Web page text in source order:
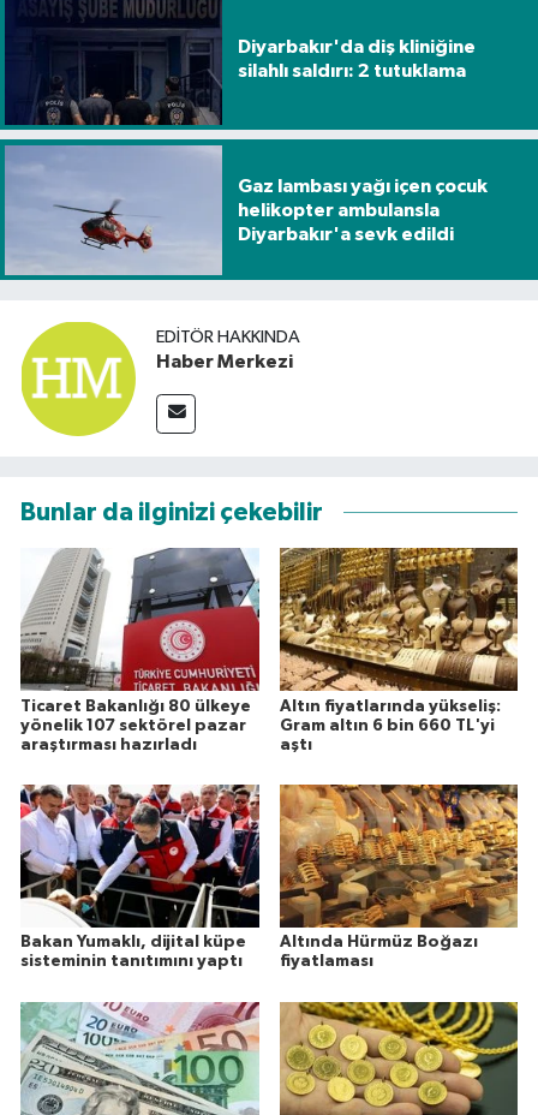
Diyarbakır'da diş kliniğine
silahlı saldırı: 2 tutuklama
Gaz lambası yağı içen çocuk
helikopter ambulansla
Diyarbakır'a sevk edildi
EDITÖR HAKKINDA
Haber Merkezi
Bunlar da ilginizi çekebilir
Ticaret Bakanlığı 80 ülkeye
yönelik 107 sektörel pazar
araştırması hazırladı
Altın fiyatlarında yükseliş:
Gram altın 6 bin 660 TL'yi
aştı
Bakan Yumaklı, dijital küpe
sisteminin tanıtımını yaptı
Altında Hürmüz Boğazı
fiyatlaması